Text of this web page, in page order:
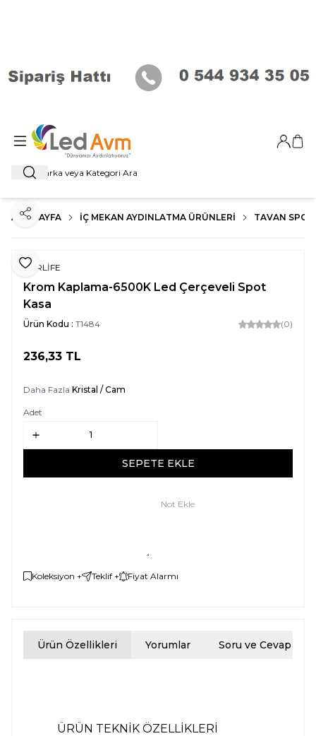
Ara
Giriş
ANA SAYFA İÇ MEKAN AYDINLATMA ÜRÜNLERI TAVAN SPOT
Favoriye Ekle
Paylaş
FORLİFE
Krom Kaplama-6500K Led Çerçeveli Spot
Kasa
Ürün Kodu : T1484 (0)
236,33 TL
Daha Fazla Kristal / Cam
Adet
SEPETE EKLE
Not Ekle
Koleksiyon + Teklif + Fiyat Alarmı
Ürün Özellikleri Yorumlar Soru ve Cevap
ÜRÜN TEKNİK ÖZELLİKLERİ